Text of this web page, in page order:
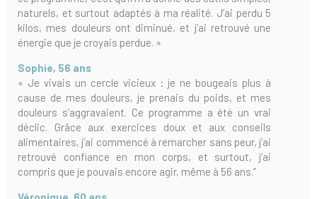
naturels, et surtout adaptés à ma réalité. J’ai perdu 5
kilos, mes douleurs ont diminué, et j’ai retrouvé une
énergie que je croyais perdue. »
Sophie, 56 ans
« Je vivais un cercle vicieux : je ne bougeais plus à
cause de mes douleurs, je prenais du poids, et mes
douleurs s’aggravaient. Ce programme a été un vrai
déclic. Grâce aux exercices doux et aux conseils
alimentaires, j’ai commencé à remarcher sans peur, j’ai
retrouvé confiance en mon corps, et surtout, j’ai
compris que je pouvais encore agir, même à 56 ans.”